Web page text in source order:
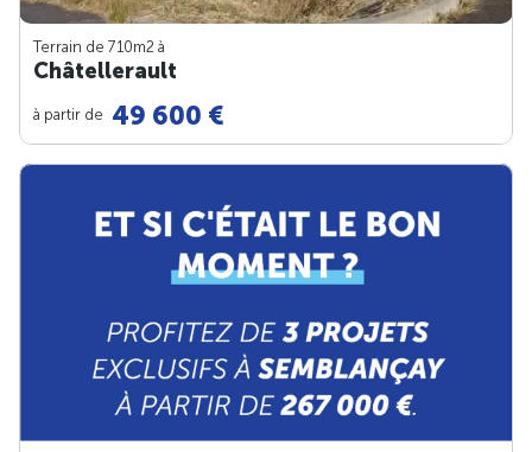
Terrain de 710m2 à
Châtellerault
à partir de 49 600 €